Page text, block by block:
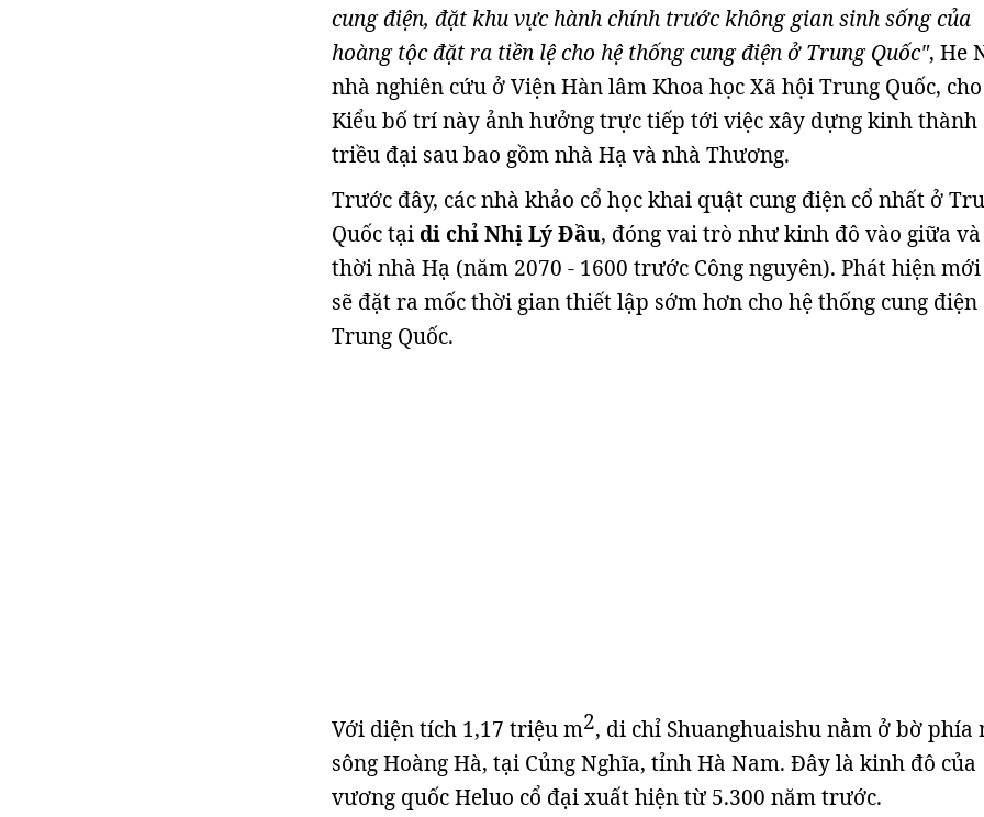
cung điện, đặt khu vực hành chính trước không gian sinh sống của
hoàng tộc đặt ra tiền lệ cho hệ thống cung điện ở Trung Quốc", He
nhà nghiên cứu ở Viện Hàn lâm Khoa học Xã hội Trung Quốc,
Kiểu bố trí này ảnh hưởng trực tiếp tới việc xây dựng kinh thành
triều đại sau bao gồm nhà Hạ và nhà Thương.
Trước đây, các nhà khảo cổ học khai quật cung điện cổ nhất ở
Quốc tạidi chỉ Nhị Lý Đầu, đóng vai trò như kinh đô vào giữa
thời nhà Hạ (năm 2070 - 1600 trước Công nguyên). Phát hiện
sẽ đặt ra mốc thời gian thiết lập sớm hơn cho hệ thống cung điện
Trung Quốc.
Với diện tích 1,17 triệu m2, di chỉ Shuanghuaishu nằm ở bờ phía
sông Hoàng Hà, tại Củng Nghĩa, tỉnh Hà Nam. Đây là kinh đô của
vương quốc Heluo cổ đại xuất hiện từ 5.300 năm trước.